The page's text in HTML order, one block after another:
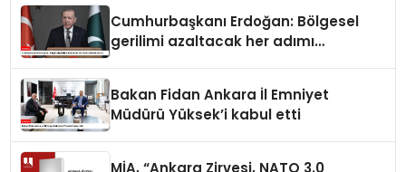
Cumhurbaşkanı Erdoğan: Bölgesel
gerilimi azaltacak her adımı
Bakan Fidan Ankara İl Emniyet
Müdürü Yüksek’i kabul etti
MİA, “Ankara Zirvesi, NATO 3.0